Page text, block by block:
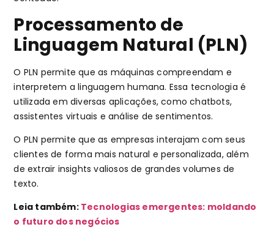
Processamento de
Linguagem Natural (PLN)
O PLN permite que as máquinas compreendam e
interpretem a linguagem humana. Essa tecnologia é
utilizada em diversas aplicações, como chatbots,
assistentes virtuais e análise de sentimentos.
O PLN permite que as empresas interajam com seus
clientes de forma mais natural e personalizada, além
de extrair insights valiosos de grandes volumes de
texto.
Leia também: Tecnologias emergentes: moldando
o futuro dos negócios